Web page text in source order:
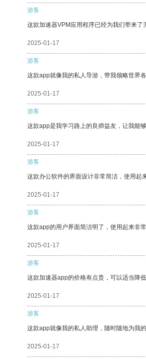
游客
这款加速器VPM应用程序已经为我们带来了
2025-01-17
游客
这款app就像我的私人导游，带我领略世界各
2025-01-17
游客
这款app是我学习路上的良师益友，让我能
2025-01-17
游客
这款办公软件的界面设计非常简洁，使用起
2025-01-17
游客
这款app的用户界面简洁明了，使用起来非
2025-01-17
游客
这款加速器app的价格有点贵，可以适当降
2025-01-17
游客
这款app就像我的私人助理，随时随地为我
2025-01-17